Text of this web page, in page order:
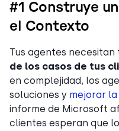
#1 Construye
el Contexto
Tus agentes necesitan
de los casos de tus
en complejidad, los
soluciones y mejorar
informe de Microsoft
clientes esperan que